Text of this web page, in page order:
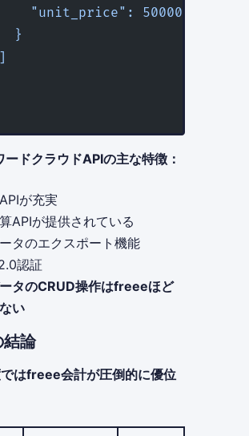
"unit_price": 500000
}
ードクラウドAPIの主な特徴：
が充実
APIが提供されている
タのエクスポート機能
認証
タのCRUD操作はfreeeほど
い
論
はfreee会計が圧倒的に優位